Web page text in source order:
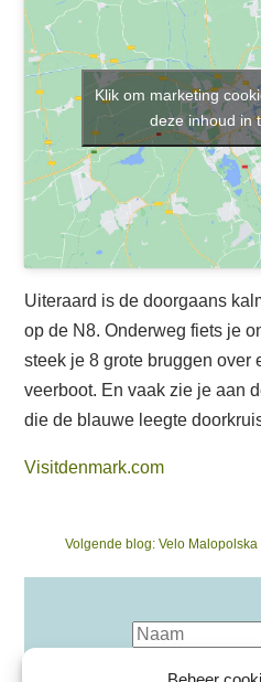
Klik om marketing
deze inhoud in
Uiteraard is de doorgaans
op de N8. Onderweg fiets je
steek je 8 grote bruggen over
veerboot. En vaak zie je aan
die de blauwe leegte
Visitdenmark.com
navigatie
Volgende blog: Next
Velo Malopolska